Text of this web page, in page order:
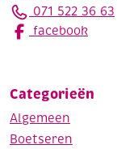
071 522 36 63
facebook
Categorieën
Algemeen
Boetseren